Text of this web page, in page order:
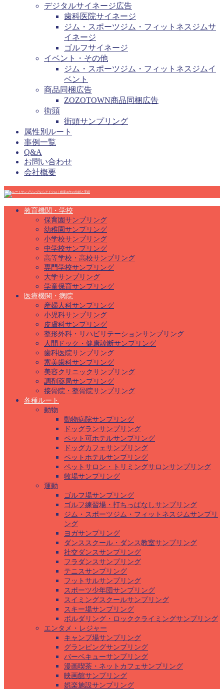
デジタルサイネージ広告
歯科医院サイネージ
ジム・スポーツジム・フィットネスジムサ
イネージ
ゴルフサイネージ
イベント・その他
ジム・スポーツジム・フィットネスジムイ
ベント
商品同梱広告
ZOZOTOWN商品同梱広告
街頭
街頭サンプリング
属性別ルート
事例一覧
Q&A
お問い合わせ
会社概要
教育機関・学校
保育園サンプリング
幼稚園サンプリング
小学校サンプリング
中学校サンプリング
高等学校・高校サンプリング
専門学校サンプリング
大学サンプリング
学童保育サンプリング
医療機関・病院
産婦人科サンプリング
小児科サンプリング
皮膚科サンプリング
整形外科・リハビリテーションサンプリング
人間ドック・健康診断サンプリング
歯科医院サンプリング
審美歯科サンプリング
美容クリニックサンプリング
調剤薬局サンプリング
接骨院・整骨院サンプリング
各種ルート
動物
動物病院サンプリング
ドッグランサンプリング
ペット可ホテルサンプリング
ドッグカフェサンプリング
ペットホテルサンプリング
ペットサロン・トリミングサロンサンプリング
牧場サンプリング
運動
ゴルフ場サンプリング
ゴルフ練習場・打ちっぱなしサンプリング
ジム・スポーツジム・フィットネスジムサンプリ
ング
ヨガサンプリング
ダンススクール・ダンス教室サンプリング
社交ダンスサンプリング
フラダンスサンプリング
テニスサンプリング
フットサルサンプリング
スポーツ少年団サンプリング
スイミングスクールサンプリング
スキー場サンプリング
ボルダリング・ロッククライミングサンプリング
エンタメ・レジャー
キャンプ場サンプリング
グランピングサンプリング
バーベキューサンプリング
漫画喫茶・ネットカフェサンプリング
映画館サンプリング
娯楽施設サンプリング